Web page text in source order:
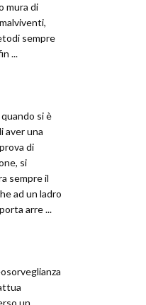
mura di
sempre
...
si è
aver una
di
si
sempre il
ad un ladro
arre ...